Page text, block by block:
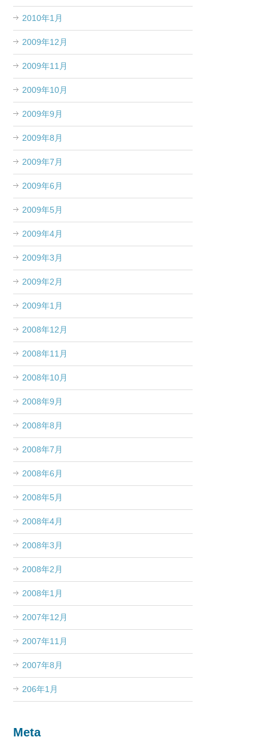
2010年1月
2009年12月
2009年11月
2009年10月
2009年9月
2009年8月
2009年7月
2009年6月
2009年5月
2009年4月
2009年3月
2009年2月
2009年1月
2008年12月
2008年11月
2008年10月
2008年9月
2008年8月
2008年7月
2008年6月
2008年5月
2008年4月
2008年3月
2008年2月
2008年1月
2007年12月
2007年11月
2007年8月
206年1月
Meta